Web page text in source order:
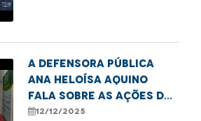
tecnologia.
A defensora pública
Ana Heloísa Aquino
fala sobre as ações de
combate ao sub-
12/12/2025